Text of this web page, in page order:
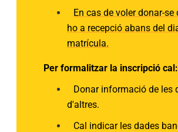
En cas de voler donar-
ho a recepció abans del
matrícula.
Per formalitzar la inscripció cal:
Donar informació de les
d'altres.
Cal indicar les dades